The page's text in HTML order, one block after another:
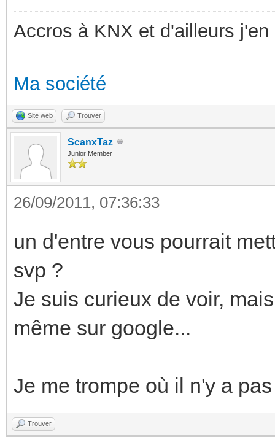
Accros à KNX et d'ailleurs
Ma société
Site web Trouver
ScanxTaz
Junior Member
26/09/2011, 07:36:33
un d'entre vous pourrait
svp ?
Je suis curieux de voir,
même sur google...
Je me trompe où il n'y a
Trouver